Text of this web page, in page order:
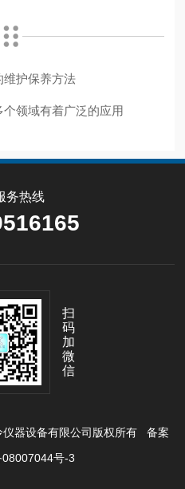
维护保养方法
领域有着广泛的应用
务热线
扫
码
加
微
信
仪器设备有限公司版权所有备案
号-3